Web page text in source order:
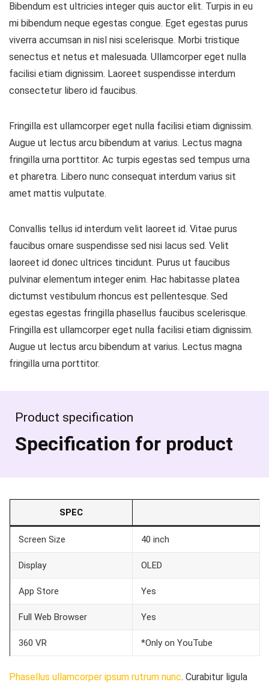
Bibendum est ultricies integer quis auctor elit. Turpis in eu
mi bibendum neque egestas congue. Eget egestas purus
viverra accumsan in nisl nisi scelerisque. Morbi tristique
senectus et netus et malesuada. Ullamcorper eget nulla
facilisi etiam dignissim. Laoreet suspendisse interdum
consectetur libero id faucibus.
Fringilla est ullamcorper eget nulla facilisi etiam dignissim.
Augue ut lectus arcu bibendum at varius. Lectus magna
fringilla urna porttitor. Ac turpis egestas sed tempus urna
et pharetra. Libero nunc consequat interdum varius sit
amet mattis vulputate.
Convallis tellus id interdum velit laoreet id. Vitae purus
faucibus ornare suspendisse sed nisi lacus sed. Velit
laoreet id donec ultrices tincidunt. Purus ut faucibus
pulvinar elementum integer enim. Hac habitasse platea
dictumst vestibulum rhoncus est pellentesque. Sed
egestas egestas fringilla phasellus faucibus scelerisque.
Fringilla est ullamcorper eget nulla facilisi etiam dignissim.
Augue ut lectus arcu bibendum at varius. Lectus magna
fringilla urna porttitor.
Product specification
Specification for product
SPEC
Screen Size 40 inch
Display OLED
App Store Yes
Full Web Browser Yes
360 VR *Only on YouTube
Phasellus ullamcorper ipsum rutrum nunc. Curabitur ligula